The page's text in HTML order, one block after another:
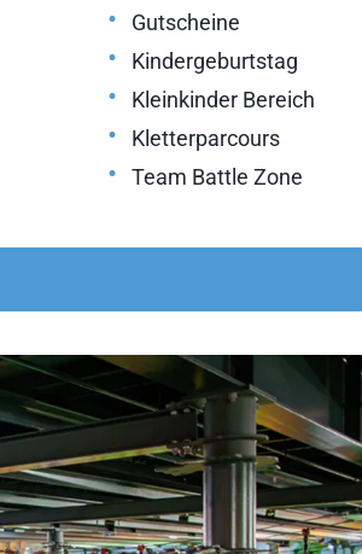
• Gutscheine
• Kindergeburtstag
• Kleinkinder Bereich
• Kletterparcours
• Team Battle Zone